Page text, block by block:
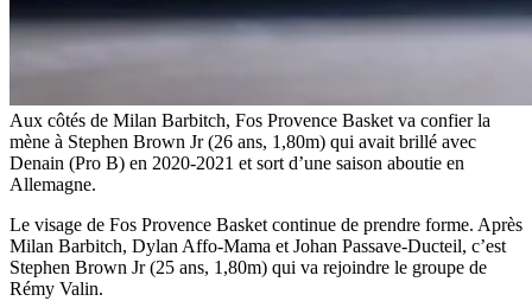
Aux côtés de Milan Barbitch, Fos Provence Basket va confier la
mène à Stephen Brown Jr (26 ans, 1,80m) qui avait brillé avec
Denain (Pro B) en 2020-2021 et sort d’une saison aboutie en
Allemagne.
Le visage de Fos Provence Basket continue de prendre forme. Après
Milan Barbitch, Dylan Affo-Mama et Johan Passave-Ducteil, c’est
Stephen Brown Jr (25 ans, 1,80m) qui va rejoindre le groupe de
Rémy Valin.